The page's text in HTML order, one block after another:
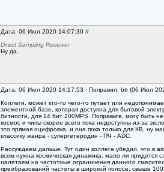
Дата: 06 Июл 2020 14:07:30 #
Direct Sampling Receiver
Ну да.
Дата: 06 Июл 2020 14:17:53 · Поправил: btr (06 Июл
Коллеги, может кто-то чего-то путает или
элементной базе, которая доступна для бытовой
битности, для 14 бит 200MPS. Поправьте, могу быть
космос и чипы скорее всего пока недоступны из-за
это прямая оцифровка, и она пока только для КВ, ну
классику жанра - супергетеродин - ПЧ - ADC.
Рассуждаем дальше. Тут один коллега убедил, что в
всем нужна космическая динамика, мало ли придется
налетаем на частотные ограничения данного
преобразований частоты в широкой полосе, свыше